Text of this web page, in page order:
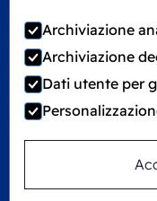
Archiviazione
Archiviazione
Dati utente per
©2026Ecobliss Group
Locked4Kids fa parte